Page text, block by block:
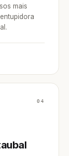
mais
04